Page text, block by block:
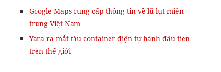
Google Maps cung cấp thông tin về lũ lụt miền
trung Việt Nam
Yara ra mắt tàu container điện tự hành đầu tiên
trên thế giới